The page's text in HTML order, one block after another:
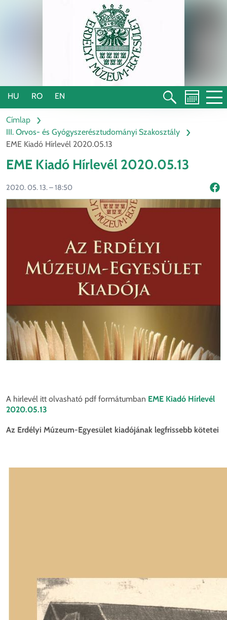
HU RO EN
Címlap
III. Orvos- és Gyógyszerésztudományi Szakosztály
EME Kiadó Hírlevél 2020.05.13
EME Kiadó Hírlevél 2020.05.13
2020. 05. 13. – 18:50
A hirlevél itt olvasható pdf formátumban EME Kiadó Hírlevél
2020.05.13
Az Erdélyi Múzeum-Egyesület kiadójának legfrissebb kötetei